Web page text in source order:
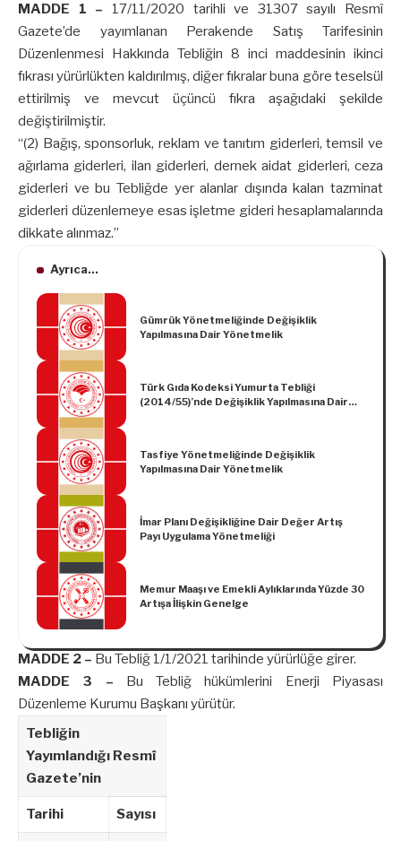
MADDE 1 – 17/11/2020 tarihli ve 31307 sayılı Resmî
Gazete’de yayımlanan Perakende Satış Tarifesinin
Düzenlenmesi Hakkında Tebliğin 8 inci maddesinin ikinci
fıkrası yürürlükten kaldırılmış, diğer fıkralar buna göre teselsül
ettirilmiş ve mevcut üçüncü fıkra aşağıdaki şekilde
değiştirilmiştir.
“(2) Bağış, sponsorluk, reklam ve tanıtım giderleri, temsil ve
ağırlama giderleri, ilan giderleri, dernek aidat giderleri, ceza
giderleri ve bu Tebliğde yer alanlar dışında kalan tazminat
giderleri düzenlemeye esas işletme gideri hesaplamalarında
dikkate alınmaz.”
Ayrıca...
Gümrük Yönetmeliğinde Değişiklik
Yapılmasına Dair Yönetmelik
Türk Gıda Kodeksi Yumurta Tebliği
(2014/55)’nde Değişiklik Yapılmasına Dair
Tasfiye Yönetmeliğinde Değişiklik
Yapılmasına Dair Yönetmelik
İmar Planı Değişikliğine Dair Değer Artış
Payı Uygulama Yönetmeliği
Memur Maaşı ve Emekli Aylıklarında Yüzde 30
Artışa İlişkin Genelge
MADDE 2 – Bu Tebliğ 1/1/2021 tarihinde yürürlüğe girer.
MADDE 3 – Bu Tebliğ hükümlerini Enerji Piyasası
Düzenleme Kurumu Başkanı yürütür.
Tebliğin
Yayımlandığı Resmî
Gazete’nin
Tarihi Sayısı